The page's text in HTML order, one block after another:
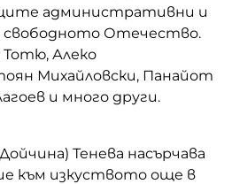
административни и
свободното Отечество.
Алеко
Михайловски, Панайот
и много други.
Тенева насърчава
към изкуството още в